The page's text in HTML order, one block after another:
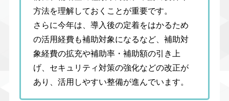
方法を理解しておくことが重要です。
さらに今年は、導入後の定着をはかるため
の活用経費も補助対象になるなど、補助対
象経費の拡充や補助率・補助額の引き上
げ、セキュリティ対策の強化などの改正が
あり、活用しやすい整備が進んでいます。